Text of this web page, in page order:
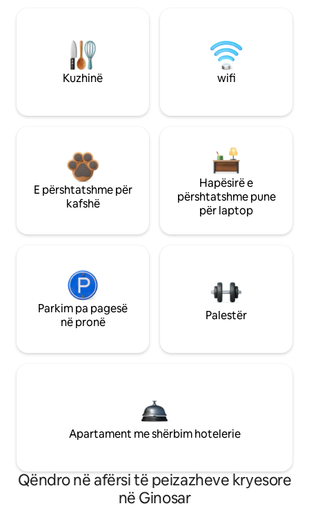
Kuzhinë wifi
E përshtatshme për
kafshë
Hapësirë e
përshtatshme pune
për laptop
Parkim pa pagesë
në pronë
Palestër
Apartament me shërbim hotelerie
Qëndro në afërsi të peizazheve kryesore
në Ginosar